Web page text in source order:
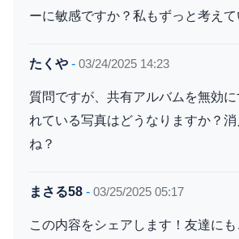
ーに敏感ですか？私もずっと考えて
たくや - 03/24/2025 14:23
質問ですが、共有アルバムを無効
れている写真はどうなりますか？
ね？
まさる58 - 03/25/2025 05:17
この内容をシェアします！友達に